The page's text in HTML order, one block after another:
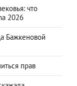
что
2026
Бажкеновой
прав